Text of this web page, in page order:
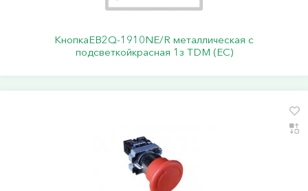
КнопкаEB2Q-1910NE/R металлическая с
подсветкойкрасная 1з TDM (ЕС)